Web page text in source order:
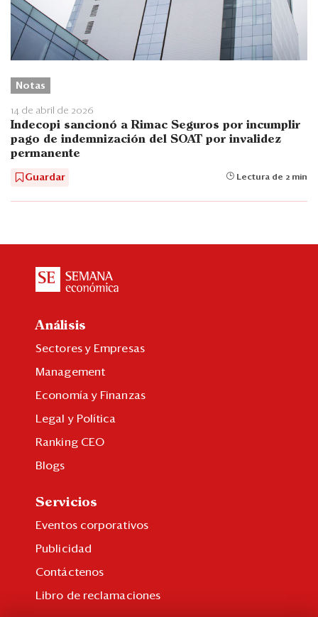
Notas
14 de abril de 2026
Indecopi sancionó a Rimac Seguros por incumplir
pago de indemnización del SOAT por invalidez
permanente
Guardar Lectura de 2 min
Análisis
Sectores y Empresas
Management
Economía y Finanzas
Legal y Política
Ranking CEO
Blogs
Servicios
Eventos corporativos
Publicidad
Contáctenos
Libro de reclamaciones